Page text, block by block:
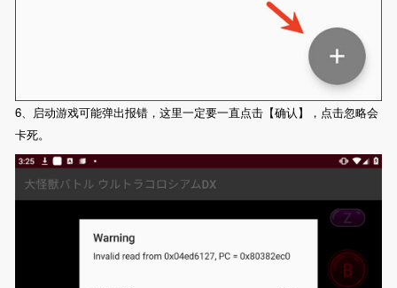
6、启动游戏可能弹出报错，这里一定要一直点击【确认】，点击忽略会
卡死。